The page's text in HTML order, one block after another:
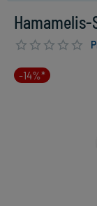
Hamamelis-
-14%*